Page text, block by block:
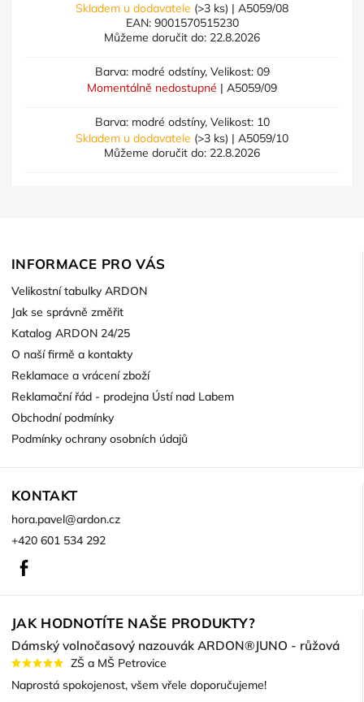
Skladem u dodavatele (>3 ks) | A5059/08
EAN: 9001570515230
Můžeme doručit do: 22.8.2026
Barva: modré odstíny, Velikost: 09
Momentálně nedostupné | A5059/09
Barva: modré odstíny, Velikost: 10
Skladem u dodavatele (>3 ks) | A5059/10
Můžeme doručit do: 22.8.2026
INFORMACE PRO VÁS
Velikostní tabulky ARDON
Jak se správně změřit
Katalog ARDON 24/25
O naší firmě a kontakty
Reklamace a vrácení zboží
Reklamační řád - prodejna Ústí nad Labem
Obchodní podmínky
Podmínky ochrany osobních údajů
KONTAKT
hora.pavel@ardon.cz
+420 601 534 292
JAK HODNOTÍTE NAŠE PRODUKTY?
Dámský volnočasový nazouvák ARDON®JUNO - růžová
ZŠ a MŠ Petrovice
Naprostá spokojenost, všem vřele doporučujeme!